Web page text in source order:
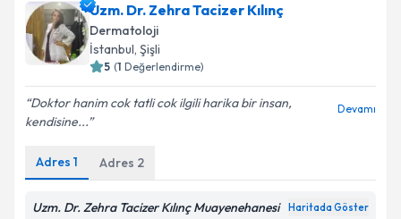
Uzm. Dr. Zehra Tacizer Kılınç
Dermatoloji
İstanbul, Şişli
5 (1 Değerlendirme)
Doktor hanim cok tatli cok ilgili harika bir insan,
kendisine...
Devamı
Adres 1 Adres 2
Uzm. Dr. Zehra Tacizer Kılınç Muayenehanesi Haritada Göster